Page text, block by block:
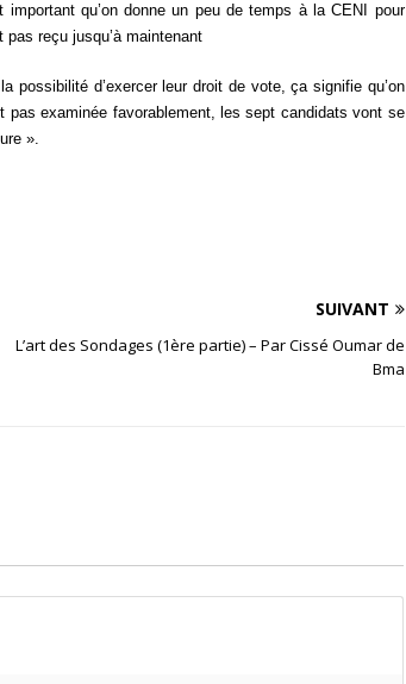
qu’on donne un peu de temps à la CENI pour
reçu jusqu’à maintenant
possibilité d’exercer leur droit de vote, ça signifie qu’on
pas examinée favorablement, les sept candidats vont se
».
SUIVANT
L’art des Sondages (1ère partie) – Par Cissé Oumar de
Bma